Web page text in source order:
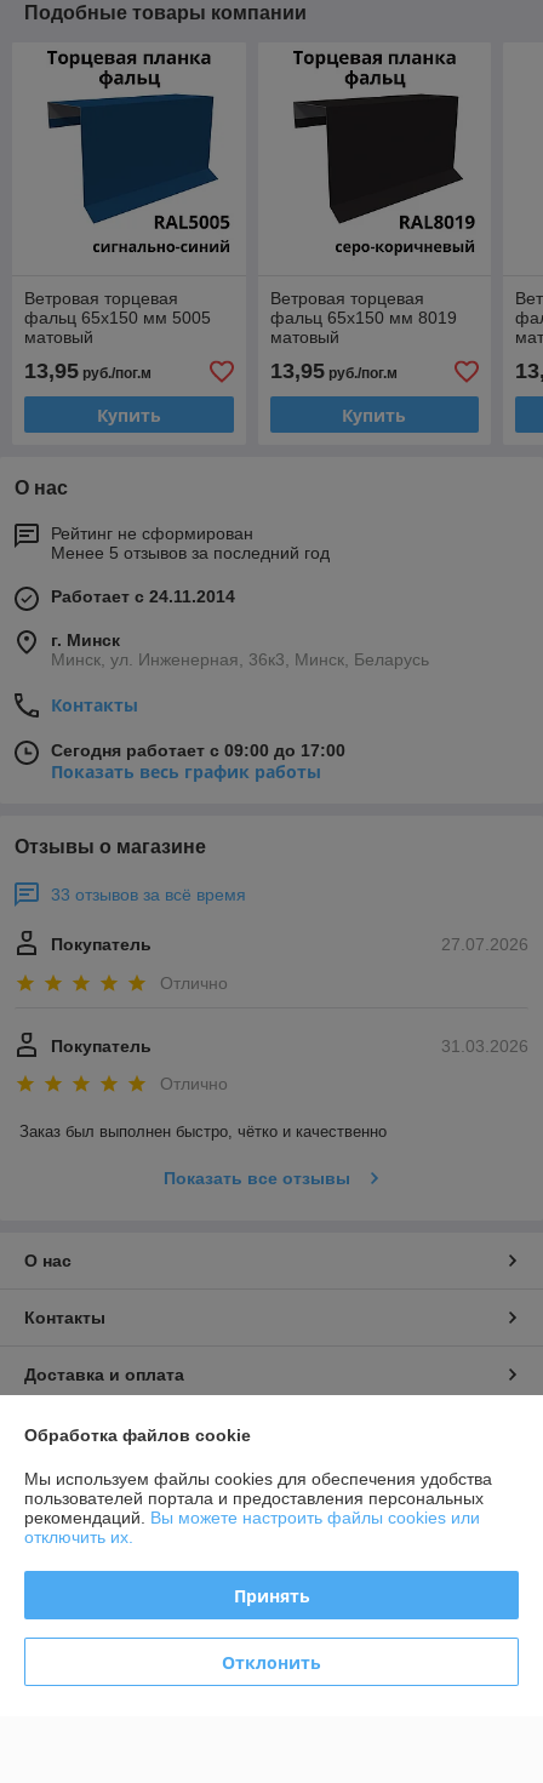
Подобные товары компании
Ветровая торцевая
фальц 65х150 мм 5005
матовый
13,95 руб./пог.м
Купить
Ветровая торцевая
фальц 65х150 мм 8019
матовый
13,95руб./пог.м
Купить
О нас
Рейтинг не сформирован
Менее 5 отзывов за последний год
Работает с 24.11.2014
г. Минск
Минск, ул. Инженерная, 36к3, Минск, Беларусь
Контакты
Сегодня работает с 09:00 до 17:00
Показать весь график работы
Отзывы о магазине
33 отзывов за всё время
27.07.2026
Покупатель
Отлично
31.03.2026
Покупатель
Отлично
Заказ был выполнен быстро, чётко и качественно
Показать все отзывы
О нас
Контакты
Доставка и оплата
График работы
Полная версия сайта
Политика обработки cookies
Сайт создан на платформе Deal.by
Обработка файлов cookie
Мы используем файлы cookies для обеспечения удобства
пользователей портала и предоставления персональных
рекомендаций. Вы можете настроить файлы cookies или
отключить их.
Принять
Отклонить